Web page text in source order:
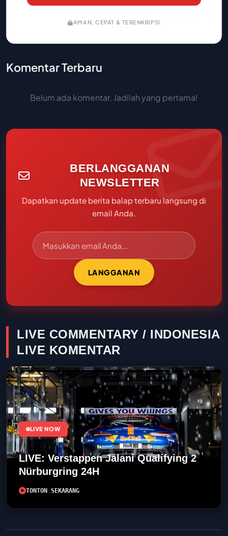
AMAN, CEPAT & TERENKRIPSI
Komentar Terbaru
Belum ada komentar. Jadilah yang pertama!
BERLANGGANAN
NEWSLETTER
Dapatkan update berita balap terbaru langsung di
email Anda.
LANGGANAN
LIVE COMMENTARY / INDONESIA
LIVE KOMENTAR
LIVE NOW
LIVE: Verstappen Jalani Qualifying 2
Nürburgring 24H
TONTON SEKARANG